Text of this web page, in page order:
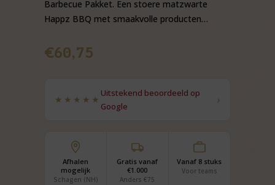
Barbecue Pakket. Een stoere matzwarte
Happz BBQ met smaakvolle producten…
€60,75
★★★★★
Uitstekend beoordeeld op
Google
›
Afhalen
mogelijk
Schagen (NH)
Gratis vanaf
€1.000
Anders €75
Vanaf 8 stuks
Voor teams